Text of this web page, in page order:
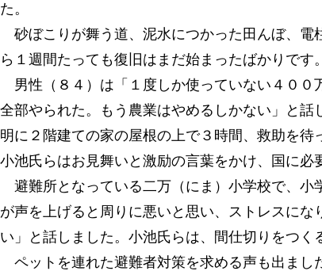
た。
砂ぼこりが舞う道、泥水につかった田んぼ、
ら１週間たっても復旧はまだ始まったばかりです。
男性（８４）は「１度しか使っていない４００
全部やられた。もう農業はやめるしかない」と話
明に２階建ての家の屋根の上で３時間、救助を待
小池氏らはお見舞いと激励の言葉をかけ、国に必
避難所となっている二万（にま）小学校で、小
が声を上げると周りに悪いと思い、ストレスに
い」と話しました。小池氏らは、間仕切りをつく
ペットを連れた避難者対策を求める声も出まし